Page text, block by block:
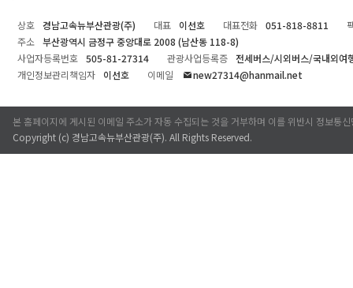
상호 경남고속뉴부산관광(주) 대표 이선호 대표전화 051-818-8811
주소 부산광역시 금정구 중앙대로 2008 (남산동 118-8)
사업자등록번호 505-81-27314 관광사업등록증
전세버스/시외버스/국내외여
개인정보관리책임자
이선호 이메일 new27314@hanmail.net
본 홈페이지에 게시된 이메일 주소가 자동 수집되는 것을 거부하며 이를 위반시 정보통
Copyright (c) 경남고속뉴부산관광(주). All Rights Reserved.